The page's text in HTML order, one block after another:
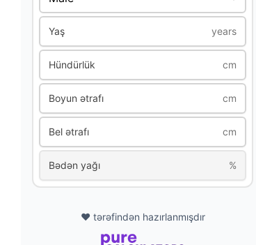
Yaş years
Hündürlük cm
Boyun ətrafı cm
Bel ətrafı cm
Bədən yağı %
❤️ tərəfindən hazırlanmışdır